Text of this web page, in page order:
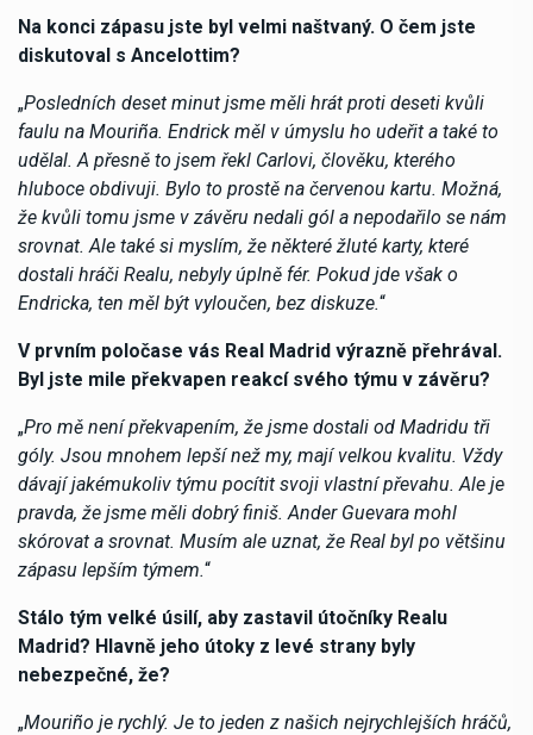
Na konci zápasu jste byl velmi naštvaný. O čem jste
diskutoval s Ancelottim?
„Posledních deset minut jsme měli hrát proti deseti kvůli
faulu na Mouriña. Endrick měl v úmyslu ho udeřit a také to
udělal. A přesně to jsem řekl Carlovi, člověku, kterého
hluboce obdivuji. Bylo to prostě na červenou kartu. Možná,
že kvůli tomu jsme v závěru nedali gól a nepodařilo se nám
srovnat. Ale také si myslím, že některé žluté karty, které
dostali hráči Realu, nebyly úplně fér. Pokud jde však o
Endricka, ten měl být vyloučen, bez diskuze.“
V prvním poločase vás Real Madrid výrazně přehrával.
Byl jste mile překvapen reakcí svého týmu v závěru?
„Pro mě není překvapením, že jsme dostali od Madridu tři
góly. Jsou mnohem lepší než my, mají velkou kvalitu. Vždy
dávají jakémukoliv týmu pocítit svoji vlastní převahu. Ale je
pravda, že jsme měli dobrý finiš. Ander Guevara mohl
skórovat a srovnat. Musím ale uznat, že Real byl po většinu
zápasu lepším týmem.“
Stálo tým velké úsilí, aby zastavil útočníky Realu
Madrid? Hlavně jeho útoky z levé strany byly
nebezpečné, že?
„Mouriño je rychlý. Je to jeden z našich nejrychlejších hráčů,